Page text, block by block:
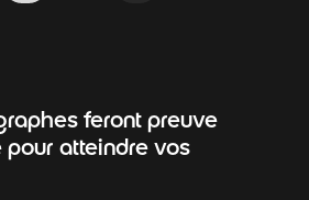
feront preuve
pour atteindre vos